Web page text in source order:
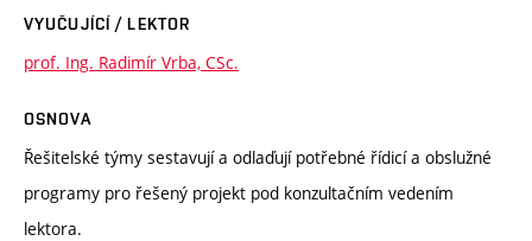
VYUČUJÍCÍ / LEKTOR
prof. Ing. Radimír Vrba, CSc.
OSNOVA
Řešitelské týmy sestavují a odlaďují potřebné řídicí a obslužné
programy pro řešený projekt pod konzultačním vedením
lektora.